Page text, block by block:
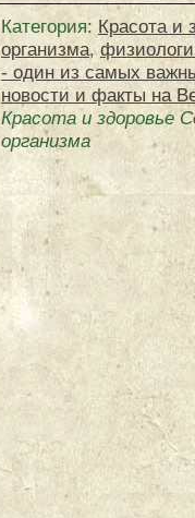
Категория: Красота и
организма,
- один из самых
новости и факты на
Красота и здоровье
организма